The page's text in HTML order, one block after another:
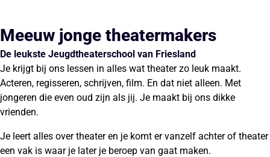
Meeuw jonge theatermakers
De leukste Jeugdtheaterschool van Friesland
Je krijgt bij ons lessen in alles wat theater zo leuk maakt.
Acteren, regisseren, schrijven, film. En dat niet alleen. Met
jongeren die even oud zijn als jij. Je maakt bij ons dikke
vrienden.
Je leert alles over theater en je komt er vanzelf achter of theater
een vak is waar je later je beroep van gaat maken.